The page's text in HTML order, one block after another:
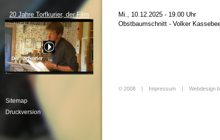
20 Jahre Torfkurier, der Film
Sitemap
Druckversion
Mi., 10.12.2025 - 19.00 Uhr
Obstbaumschnitt - Volker
© 2008 | Impressum Webdesign